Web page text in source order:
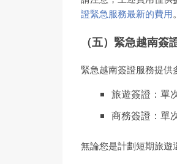
證緊急服務最新的費用。
（五）緊急越南簽
緊急越南簽證服務提
旅遊簽證：單
商務簽證：單
無論您是計劃短期旅遊